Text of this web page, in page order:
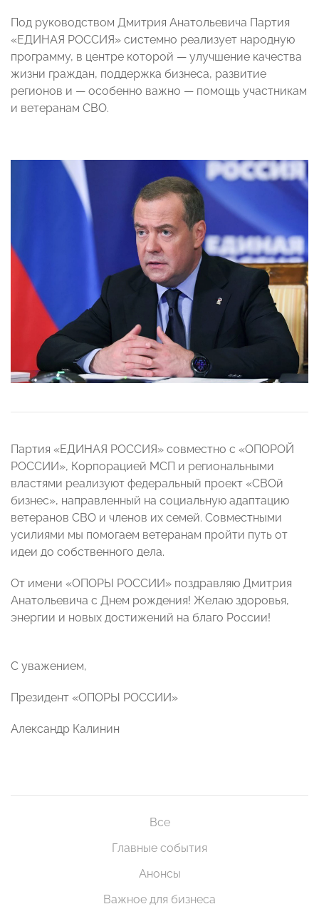
Под руководством Дмитрия Анатольевича Партия
«ЕДИНАЯ РОССИЯ» системно реализует народную
программу, в центре которой — улучшение качества
жизни граждан, поддержка бизнеса, развитие
регионов и — особенно важно — помощь участникам
и ветеранам СВО.
Партия «ЕДИНАЯ РОССИЯ» совместно с «ОПОРОЙ
РОССИИ», Корпорацией МСП и региональными
властями реализуют федеральный проект «СВОй
бизнес», направленный на социальную адаптацию
ветеранов СВО и членов их семей. Совместными
усилиями мы помогаем ветеранам пройти путь от
идеи до собственного дела.
От имени «ОПОРЫ РОССИИ» поздравляю Дмитрия
Анатольевича с Днем рождения! Желаю здоровья,
энергии и новых достижений на благо России!
С уважением,
Президент «ОПОРЫ РОССИИ»
Александр Калинин
Все
Главные события
Анонсы
Важное для бизнеса